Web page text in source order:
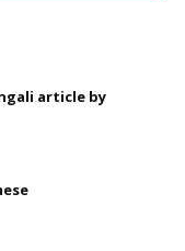
| Bengali article by